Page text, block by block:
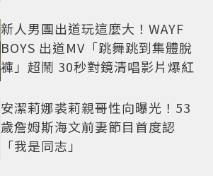
新人男團出道玩這麼大！WAYF
BOYS 出道MV「跳舞跳到集體脫
褲」超鬧 30秒對鏡清唱影片爆紅
安潔莉娜裘莉親哥性向曝光！53
歲詹姆斯海文前妻節目首度認
「我是同志」